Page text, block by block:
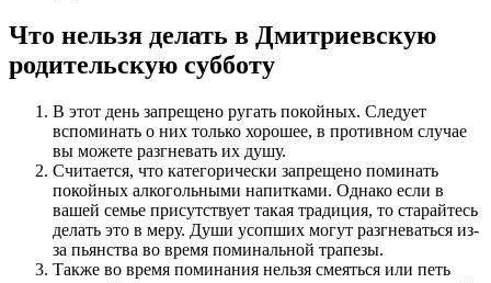
Что нельзя делать в Дмитриевскую
родительскую субботу
В этот день запрещено ругать покойных. Следует
вспоминать о них только хорошее, в противном случае
вы можете разгневать их душу.
Считается, что категорически запрещено поминать
покойных алкогольными напитками. Однако если в
вашей семье присутствует такая традиция, то старайтесь
делать это в меру. Души усопших могут разгневаться из-
за пьянства во время поминальной трапезы.
Также во время поминания нельзя смеяться или петь